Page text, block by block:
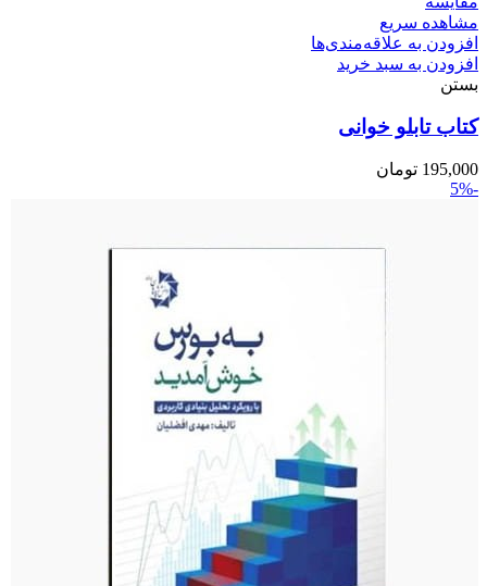
مشاهده سریع
افزودن به علاقه‌مندی‌ها
افزودن به سبد خرید
بستن
کتاب تابلو خوانی
195,000 تومان
-5%